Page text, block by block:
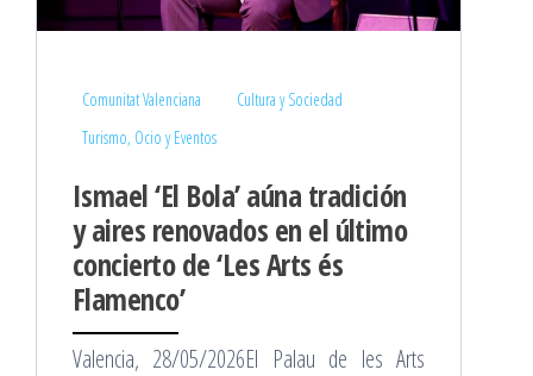
Comunitat Valenciana
Cultura y Sociedad
Turismo, Ocio y Eventos
Ismael ‘El Bola’ aúna tradición
y aires renovados en el último
concierto de ‘Les Arts és
Flamenco’
Valencia, 28/05/2026El Palau de les Arts